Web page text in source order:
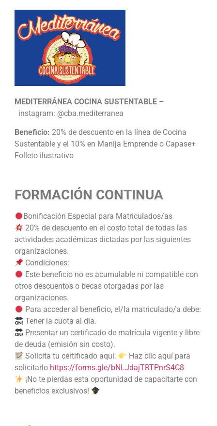
MEDITERRÁNEA COCINA SUSTENTABLE –
instagram: @cba.mediterranea
Beneficio: 20% de descuento en la línea de Cocina
Sustentable y el 10% en Manija Emprende o Capase+
Folleto ilustrativo
FORMACIÓN CONTINUA
Bonificación Especial para Matriculados/as
20% de descuento en el costo total de todas las
actividades académicas dictadas por las siguientes
organizaciones.
Condiciones:
Este beneficio no es acumulable ni compatible con
otros descuentos o becas otorgadas por las
organizaciones.
Para acceder al beneficio, el/la matriculado/a debe:
Tener la cuota al día.
Presentar un certificado de matrícula vigente y libre
de deuda (emisión sin costo).
Solicita tu certificado aquí:
Haz clic aquí para
solicitarlo https://forms.gle/bNLJdajTRTPnrS4C8
¡No te pierdas esta oportunidad de capacitarte con
beneficios exclusivos!